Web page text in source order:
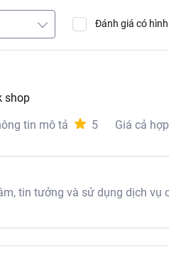
Đánh giá có
shop
tin mô tả 5 Giá cả
tin tưởng và sử dụng dịch